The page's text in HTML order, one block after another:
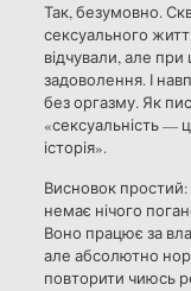
Так, безумовно.
сексуального
відчували, але
задоволення. І
без оргазму. Як
«сексуальність —
історія».
Висновок простий:
немає нічого
Воно працює за
але абсолютно
повторити чиюсь